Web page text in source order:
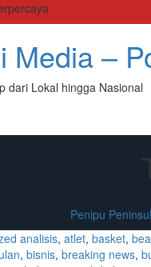
Media –
dari Lokal hingga Nasional
Penipu
analisis, atlet, basket,
, bisnis, breaking news,